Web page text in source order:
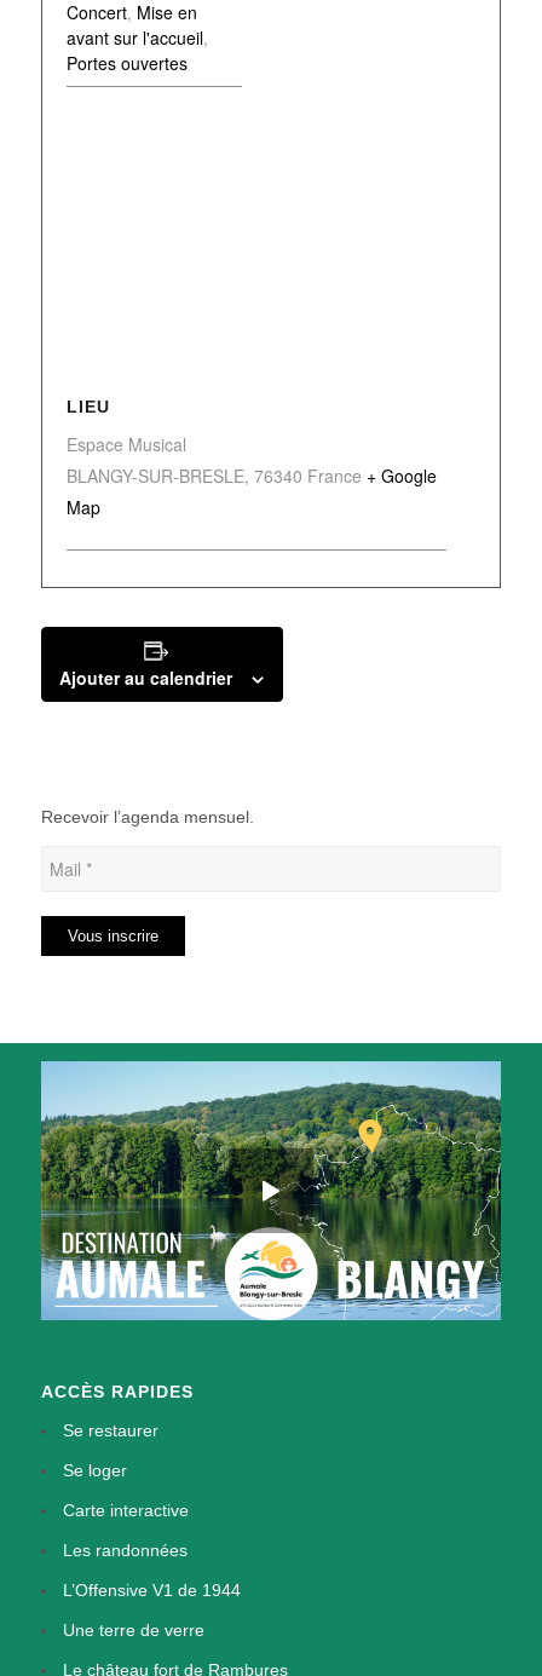
Concert, Mise en
avant sur l'accueil,
Portes ouvertes
LIEU
Espace Musical
BLANGY-SUR-BRESLE, 76340 France + Google
Map
Ajouter au calendrier
Recevoir l’agenda mensuel.
ACCÈS RAPIDES
Se restaurer
Se loger
Carte interactive
Les randonnées
L’Offensive V1 de 1944
Une terre de verre
Le château fort de Rambures